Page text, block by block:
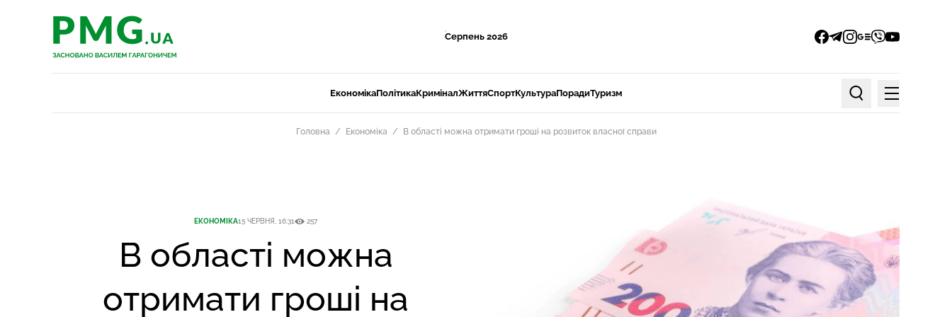
PMG.ua
Серпень 2026
facebook
telegram
instagram
google_news
viberyoutube
PMG.ua
ЕкономікаПолітикаКриміналЖиттяСпортКультураПорадиТуризм
Пошук по статтях
Меню
Головна Економіка В області можна отримати гроші на розвиток власної справи
ЕКОНОМІКА15 ЧЕРВНЯ, 16:31 257
В області можна
отримати гроші на